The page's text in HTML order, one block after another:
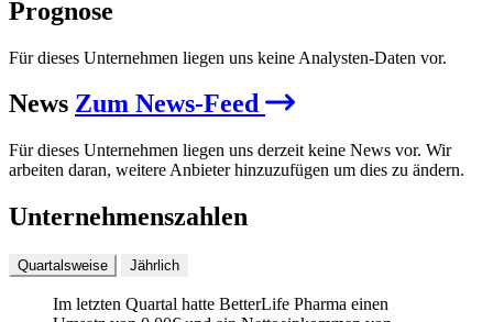
Prognose
Für dieses Unternehmen liegen uns keine Analysten-Daten vor.
News Zum News-Feed
Für dieses Unternehmen liegen uns derzeit keine News vor. Wir
arbeiten daran, weitere Anbieter hinzuzufügen um dies zu ändern.
Unternehmenszahlen
Quartalsweise Jährlich
Im letzten Quartal hatte BetterLife Pharma einen